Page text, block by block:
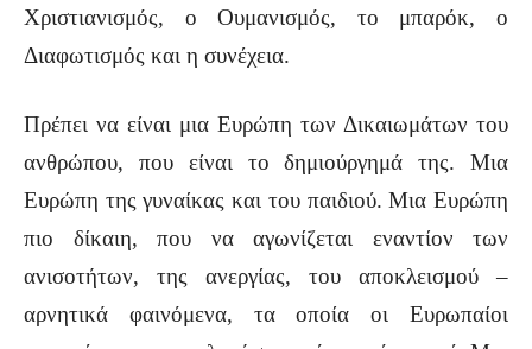
Χριστιανισμός, ο Ουμανισμός, το μπαρόκ, ο
Διαφωτισμός και η συνέχεια.
Πρέπει να είναι μια Ευρώπη των Δικαιωμάτων του
ανθρώπου, που είναι το δημιούργημά της. Mια
Eυρώπη της γυναίκας και του παιδιού. Μια Ευρώπη
πιο δίκαιη, που να αγωνίζεται εναντίον των
ανισοτήτων, της ανεργίας, του αποκλεισμού –
αρνητικά φαινόμενα, τα οποία οι Ευρωπαίοι